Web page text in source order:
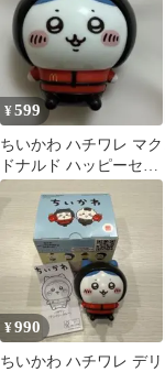
¥599
ちいかわ ハチワレ マク
ドナルド ハッピーセッ
ト
¥990
ちいかわ ハチワレ デリ